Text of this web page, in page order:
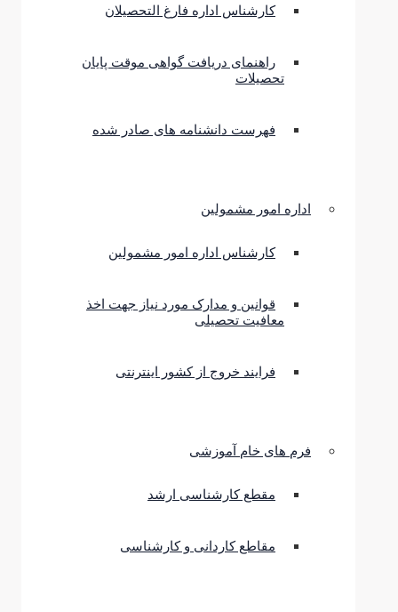
کارشناس اداره فارغ التحصیلان
راهنمای دریافت گواهی موقت پایان
تحصیلات
فهرست دانشنامه های صادر شده
اداره امور مشمولین
کارشناس اداره امور مشمولین
قوانین و مدارک مورد نیاز جهت اخذ
معافیت تحصیلی
فرایند خروج از کشور اینترنتی
فرم های خام آموزشی
مقطع کارشناسی ارشد
مقاطع کاردانی و کارشناسی